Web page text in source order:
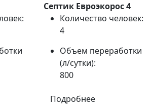
Септик Евроэкорос 4
Количество человек:
4
Объем переработки
(л/сутки):
800
Подробнее